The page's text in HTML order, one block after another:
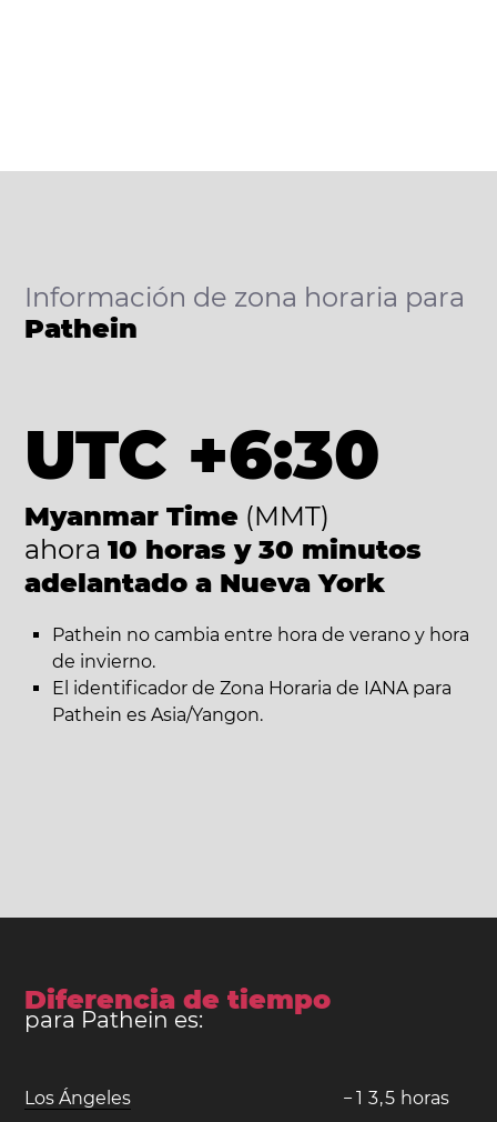
Información de zona horaria para
Pathein
UTC +6:30
Myanmar Time (MMT)
ahora 10 horas y 30 minutos
adelantado a Nueva York
Pathein no cambia entre hora de verano y hora
de invierno.
El identificador de Zona Horaria de IANA para
Pathein es Asia/Yangon.
Diferencia de tiempo
para Pathein es:
Los Ángeles − 1 3,5 horas